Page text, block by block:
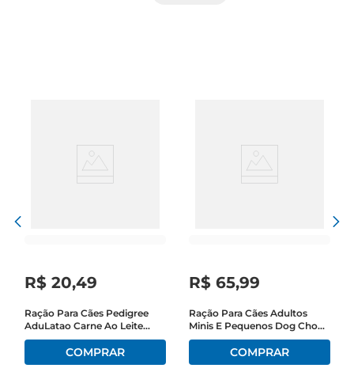
R$ 20,49
Ração Para Cães Pedigree
AduLatao Carne Ao Leite
Pacote 900g
R$ 65,99
Ração Para Cães Adultos
Minis E Pequenos Dog Chow
Carne, Frango E Arroz 2,5kg